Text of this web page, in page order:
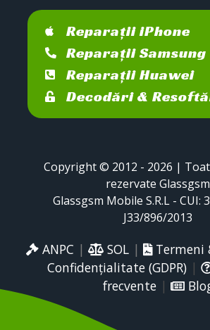
Reparații iPhone
Reparații Samsung
Reparații Huawei
Decodări &
Copyright © 2012 - 2026 |
rezervate Glassgsm
Glassgsm Mobile S.R.L - CUI:
J33/896/2013
ANPC | SOL| Termeni
Confidențialitate (GDPR) |
frecvente|